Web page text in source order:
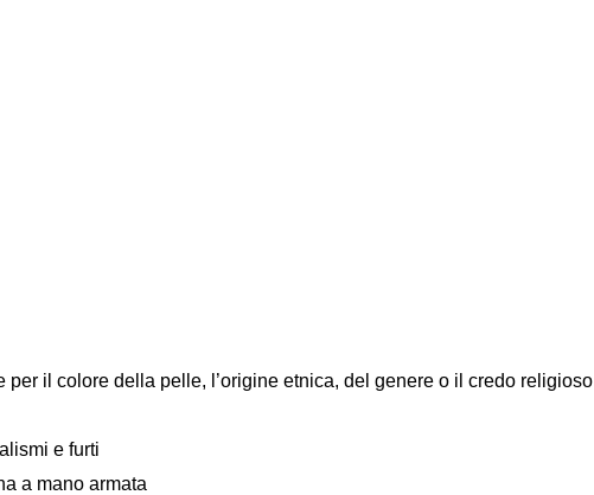
il colore della pelle, l’origine etnica, del genere o il credo religioso
e furti
a mano armata